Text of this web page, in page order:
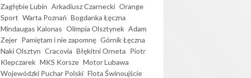
Zagłębie Lubin Arkadiusz Czarnecki Orange
Sport Warta Poznań Bogdanka Łęczna
Mindaugas Kalonas Olimpia Olsztynek Adam
Zejer Pamiętam i nie zapomnę Górnik Łęczna
Naki Olsztyn Cracovia Błękitni Orneta Piotr
Klepczarek MKS Korsze Motor Lubawa
Wojewódzki Puchar Polski Flota Świnoujście